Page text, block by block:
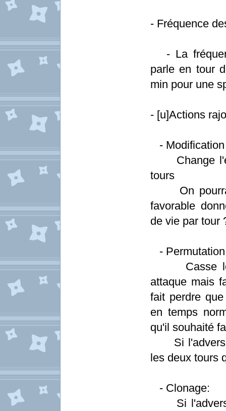
- Fréquence
- La
parle en tour
min pour une
- [u]Actions
-
Change
tours
On pourrait
favorable
de vie par tour
-
Casse le
attaque mais
fait perdre
en temps
qu'il souhaité
Si
les deux tours
- Clonage:
Si